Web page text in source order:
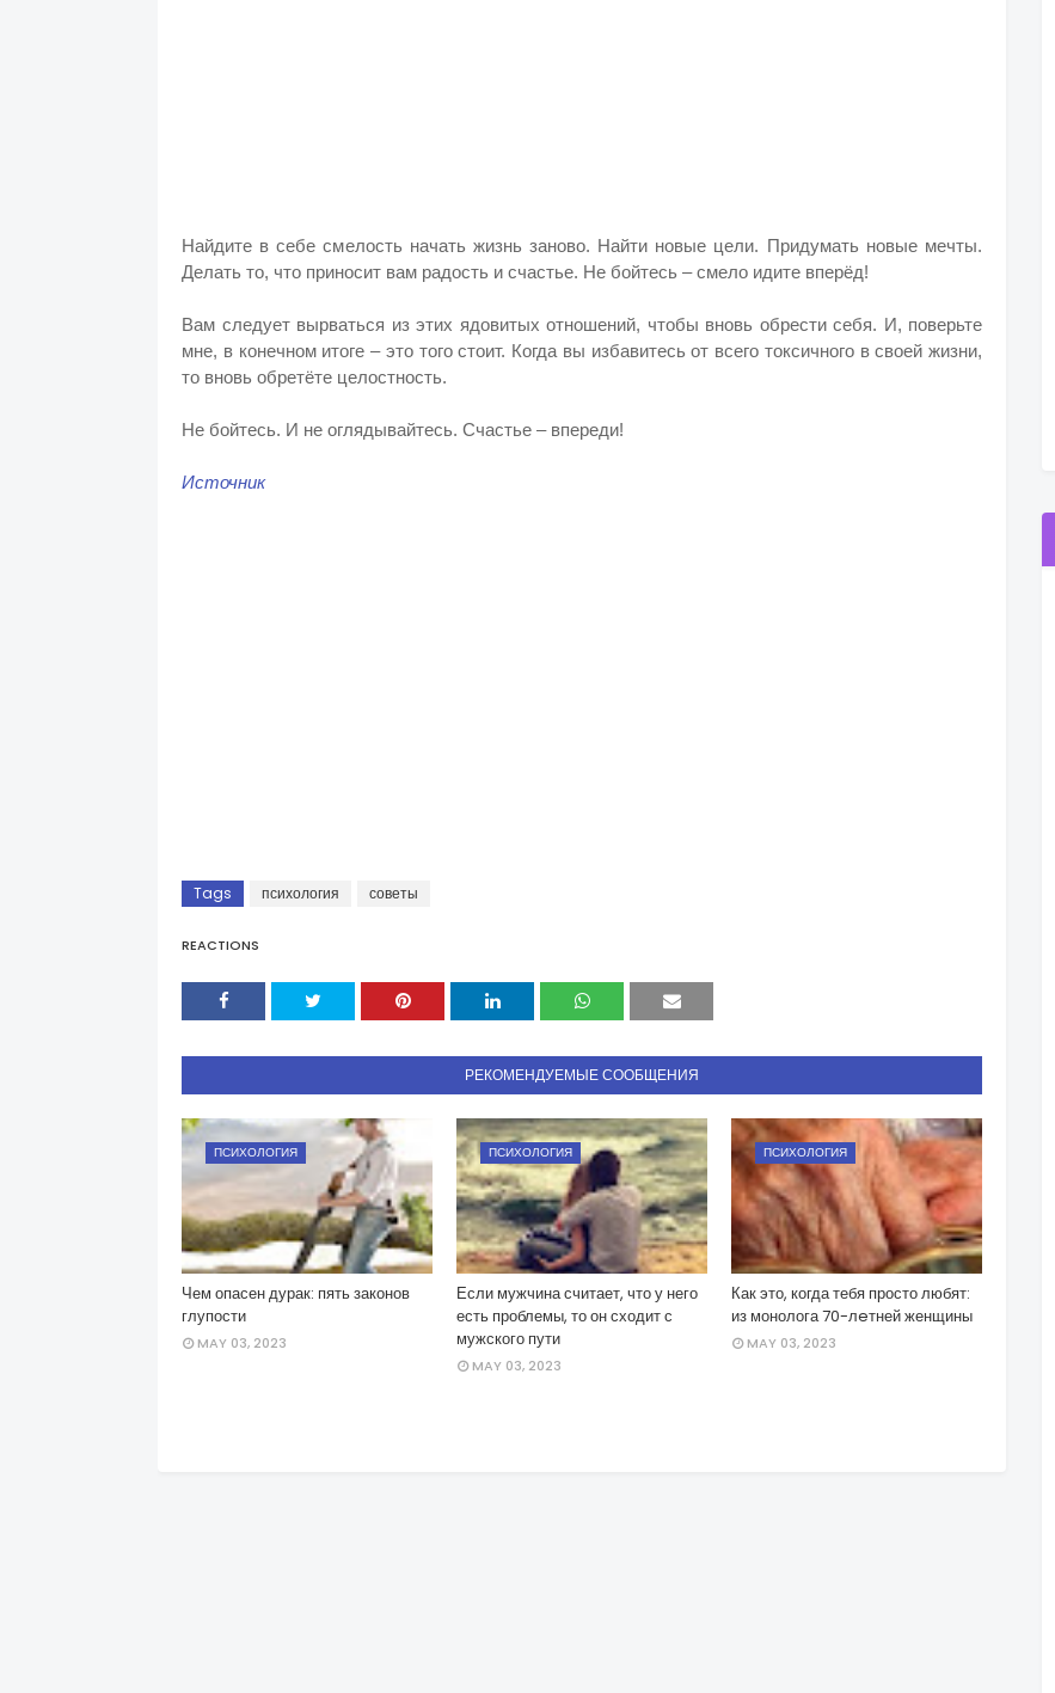
Найдите в себе смелость начать жизнь заново. Найти новые цели. Придумать новые мечты.
Делать то, что приносит вам радость и счастье. Не бойтесь – смело идите вперёд!
Вам следует вырваться из этих ядовитых отношений, чтобы вновь обрести себя. И, поверьте
мне, в конечном итоге – это того стоит. Когда вы избавитесь от всего токсичного в своей жизни,
то вновь обретёте целостность.
Не бойтесь. И не оглядывайтесь. Счастье – впереди!
Источник
Tags психология советы
REACTIONS
РЕКОМЕНДУЕМЫЕ СООБЩЕНИЯ
ПСИХОЛОГИЯ
Чем опасен дурак: пять законов
глупости
MAY 03, 2023
ПСИХОЛОГИЯ
Если мужчина считает, что у него
есть проблемы, то он сходит с
мужского пути
MAY 03, 2023
ПСИХОЛОГИЯ
Как это, когда тебя просто любят:
из монолога 70-лeтней женщины
MAY 03, 2023